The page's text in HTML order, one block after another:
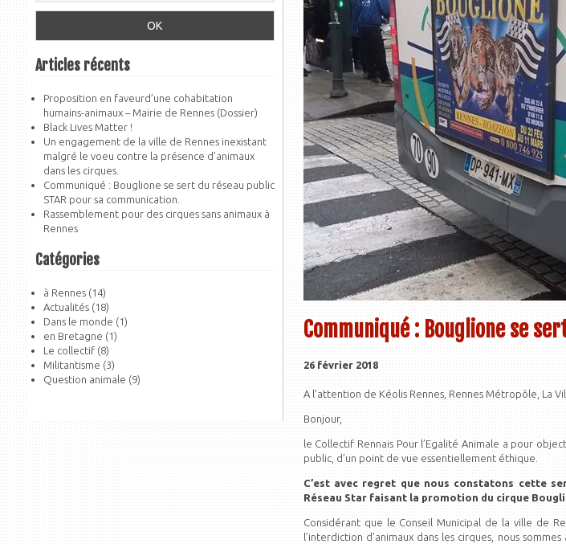
Communiqué : Bouglione se
26 février 2018
A l’attention de Kéolis Rennes, Rennes Métropôle, La
Bonjour,
le Collectif Rennais Pour l’Egalité Animale a pour
public, d’un point de vue essentiellement éthique.
C’est avec regret que nous constatons cette
Réseau Star faisant la promotion du cirque
Considérant que le Conseil Municipal de la ville de
l’interdiction d’animaux dans les cirques, nous
Articles récents
Proposition en faveurd’une cohabitation
humains-animaux – Mairie de Rennes (Dossier)
Black Lives Matter !
Un engagement de la ville de Rennes inexistant
malgré le voeu contre la présence d’animaux
dans les cirques.
Communiqué : Bouglione se sert du réseau public
STAR pour sa communication.
Rassemblement pour des cirques sans animaux à
Rennes
Catégories
à Rennes(14)
Actualités(18)
Dans le monde (1)
en Bretagne (1)
Le collectif(8)
Militantisme (3)
Question animale (9)